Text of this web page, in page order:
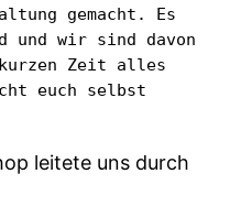
gemacht. Es
und wir sind davon
Zeit alles
euch selbst
leitete uns durch